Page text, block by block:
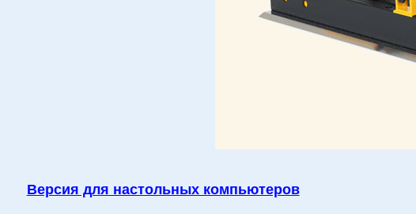
Версия для настольных компьютеров